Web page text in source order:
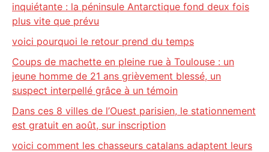
inquiétante : la péninsule Antarctique fond deux fois
plus vite que prévu
voici pourquoi le retour prend du temps
Coups de machette en pleine rue à Toulouse : un
jeune homme de 21 ans grièvement blessé, un
suspect interpellé grâce à un témoin
Dans ces 8 villes de l’Ouest parisien, le stationnement
est gratuit en août, sur inscription
voici comment les chasseurs catalans adaptent leurs